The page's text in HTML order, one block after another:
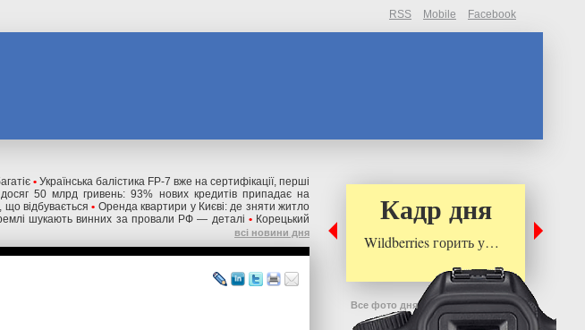
RSS Mobile Facebook
• Українська балістика FP-7 вже на сертифікації, перші
досяг 50 млрд гривень: 93% нових кредитів припадає на
що відбувається • Оренда квартири у Києві: де зняти житло
шукають винних за провали РФ — деталі • Корецький
всі новини дня
Кадр дня
Wildberries горить у…
Все фото дня